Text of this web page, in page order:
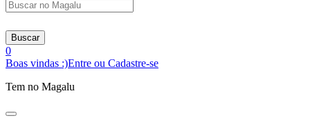
Buscar
0
Boas vindas :)Entre ou Cadastre-se
Tem no Magalu